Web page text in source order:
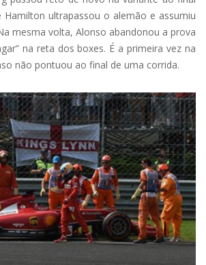
ultrapassou o alemão e assumiu
mesma volta, Alonso abandonou a prova
na reta dos boxes. É a primeira vez na
não pontuou ao final de uma corrida.